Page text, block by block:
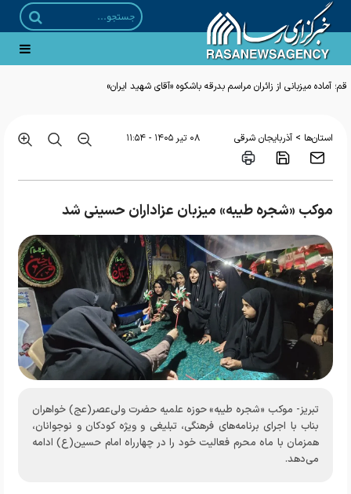
قم؛ آماده میزبانی از زائران مراسم بدرقه باشکوه «آقای شهید ایران»
استان‌ها > آذربایجان شرقی ۰۸ تير ۱۴۰۵ - ۱۱:۵۴
موکب «شجره طیبه» میزبان عزاداران حسینی شد
تبریز- موکب «شجره طیبه» حوزه علمیه حضرت ولی‌عصر(عج) خواهران
بناب با اجرای برنامه‌های فرهنگی، تبلیغی و ویژه کودکان و نوجوانان،
همزمان با ماه محرم فعالیت خود را در چهارراه امام حسین(ع) ادامه
می‌دهد.